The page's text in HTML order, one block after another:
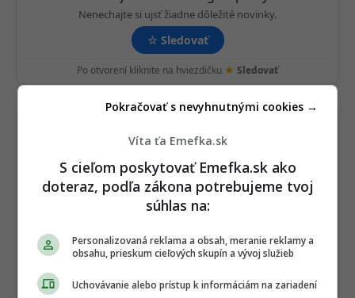
Nenechajte si ujsť žiadne dôležité novinky.
☆ Sledovať
Po otvorení kliknite na hviezdičku ★ Sledovať
REKLAMA
Víta ťa Emefka.sk
S cieľom poskytovať Emefka.sk ako
doteraz, podľa zákona potrebujeme tvoj
súhlas na:
Personalizovaná reklama a obsah, meranie reklamy a
obsahu, prieskum cieľových skupín a vývoj služieb
Uchovávanie alebo prístup k informáciám na zariadení
Pokračovať s nevyhnutnými cookies →